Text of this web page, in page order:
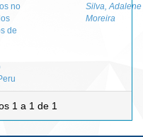
no
de
Silva, Adalene
Moreira
1 a 1 de 1